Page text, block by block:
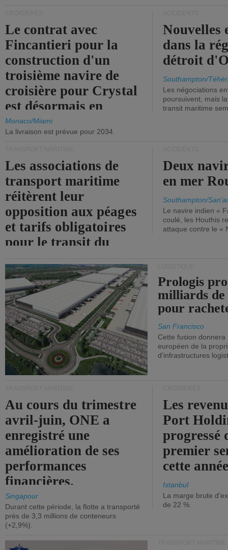
Le contrat avec
Fincantieri pour la
construction d'un
troisième navire de
croisière pour Crystal
est désormais en
vigueur.
Monaco/Miami
La livraison est prévue pour 2034.
Nouvelles
dans la
détroit
Southampton/
Les négociations
poursuivent, mais
transit maritime
Les associations de
transport maritime
réitèrent leur
opposition aux péages
et tarifs obligatoires
pour le transit du
Deux
en mer
Southampton/
Le navire indien «
coulé, les Houthis
attaque contre le «
Prologis
milliards
pour
San Francisco
Cette fusion
européen de la
d'infrastructures
Au cours du trimestre
avril-juin, ONE a
enregistré une
amélioration de ses
performances
financières.
Singapour
Durant cette période, la flotte a transporté
près de 3,3 millions de conteneurs
(+2,9%).
Les
Port
progressé
premier
cette
Istanbul
La marge brute
de 22 %.